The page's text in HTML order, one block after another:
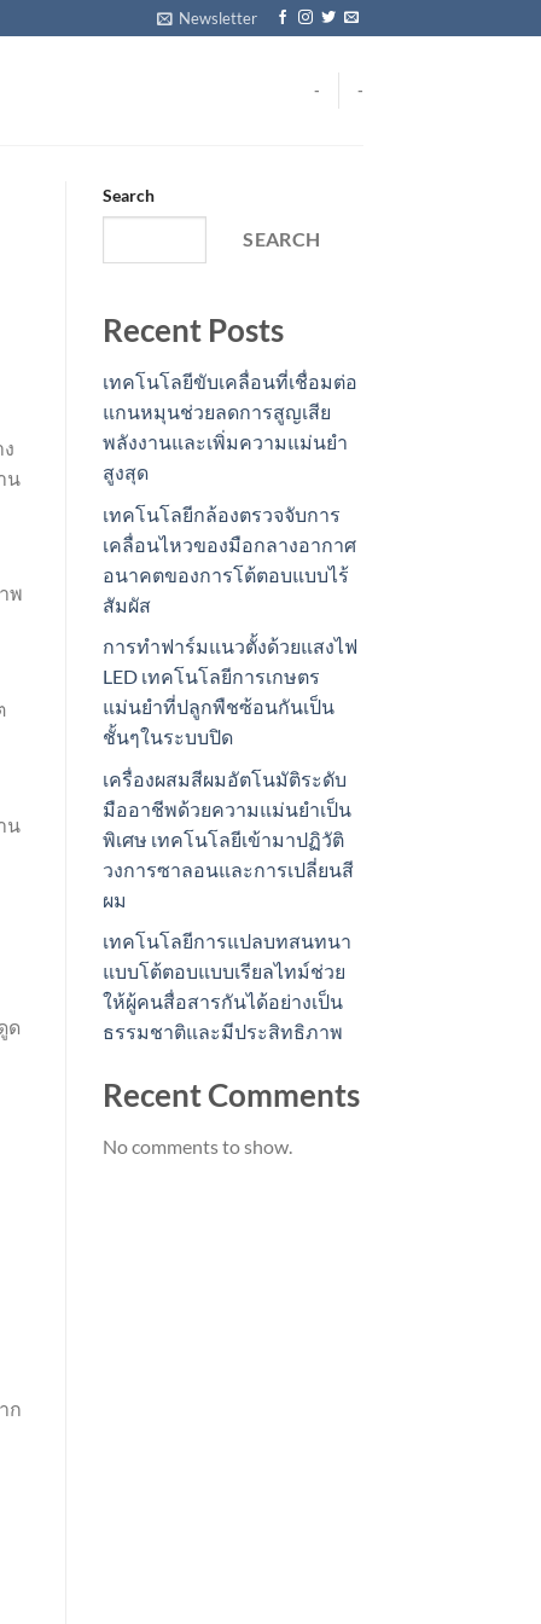
Newsletter
- -
น
พ
น
ด
ก
Search
SEARCH
Recent Posts
เทคโนโลยีขับเคลื่อนที่เชื่อมต่อ
แกนหมุนช่วยลดการสูญเสีย
พลังงานและเพิ่มความแม่นยำ
สูงสุด
เทคโนโลยีกล้องตรวจจับการ
เคลื่อนไหวของมือกลางอากาศ
อนาคตของการโต้ตอบแบบไร้
สัมผัส
การทำฟาร์มแนวตั้งด้วยแสงไฟ
LED เทคโนโลยีการเกษตร
แม่นยำที่ปลูกพืชซ้อนกันเป็น
ชั้นๆในระบบปิด
เครื่องผสมสีผมอัตโนมัติระดับ
มืออาชีพด้วยความแม่นยำเป็น
พิเศษ เทคโนโลยีเข้ามาปฏิวัติ
วงการซาลอนและการเปลี่ยนสี
ผม
เทคโนโลยีการแปลบทสนทนา
แบบโต้ตอบแบบเรียลไทม์ช่วย
ให้ผู้คนสื่อสารกันได้อย่างเป็น
ธรรมชาติและมีประสิทธิภาพ
Recent Comments
No comments to show.